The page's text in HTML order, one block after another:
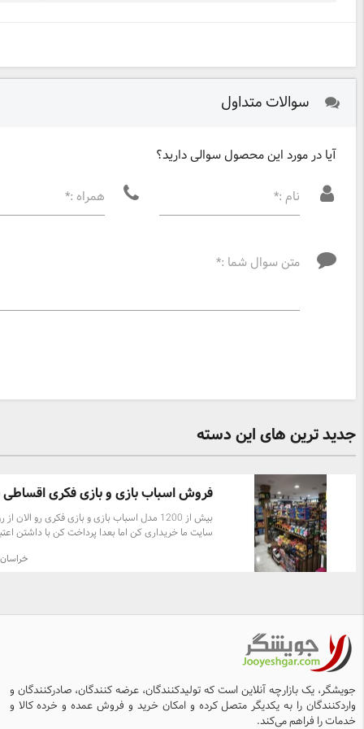
سوالات متداول
آیا در مورد این محصول سوالی دارید؟
نام :* همراه :*
متن سوال شما :*
جدید ترین های این دسته
فروش اسباب بازی و بازی فکری اقساطی
بیش از 1200 مدل اسباب بازی و بازی فکری رو الان
سایت ما خریداری کن اما بعدا پرداخت کن با داشتن
جویشگر، یک بازارچه آنلاین است که تولیدکنندگان، عرضه کنندگان، صادرکنندگان و
واردکنندگان را به یکدیگر متصل کرده و امکان خرید و فروش عمده و خرده کالا و
خدمات را فراهم می‌کند.